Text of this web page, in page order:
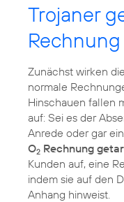
Trojaner
Rechnung
Zunächst wirken
normale
Hinschauen fallen
auf: Sei es der
Anrede oder gar
O2 Rechnung
Kunden auf, eine
indem sie auf den
Anhang hinweist.